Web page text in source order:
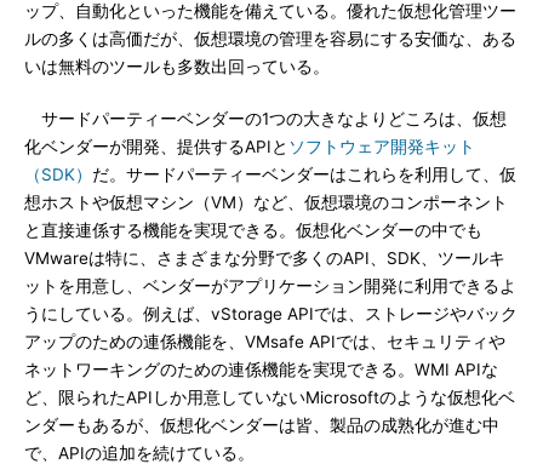
ップ、自動化といった機能を備えている。優れた仮想化管理ツー
ルの多くは高価だが、仮想環境の管理を容易にする安価な、ある
いは無料のツールも多数出回っている。
サードパーティーベンダーの1つの大きなよりどころは、仮想
化ベンダーが開発、提供するAPIと ソフトウェア開発キット
（SDK） だ。サードパーティーベンダーはこれらを利用して、仮
想ホストや仮想マシン（VM）など、仮想環境のコンポーネント
と直接連係する機能を実現できる。仮想化ベンダーの中でも
VMwareは特に、さまざまな分野で多くのAPI、SDK、ツールキ
ットを用意し、ベンダーがアプリケーション開発に利用できるよ
うにしている。例えば、vStorage APIでは、ストレージやバック
アップのための連係機能を、VMsafe APIでは、セキュリティや
ネットワーキングのための連係機能を実現できる。WMI APIな
ど、限られたAPIしか用意していないMicrosoftのような仮想化ベ
ンダーもあるが、仮想化ベンダーは皆、製品の成熟化が進む中
で、APIの追加を続けている。